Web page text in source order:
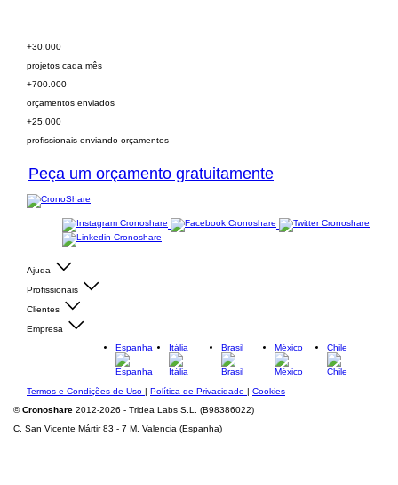
+30.000
projetos cada mês
+700.000
orçamentos enviados
+25.000
profissionais enviando orçamentos
Peça um orçamento gratuitamente
Ajuda
Profissionais
Clientes
Empresa
Espanha
Itália Brasil México Chile
Termos e Condições de Uso | Política de Privacidade | Cookies
©Cronoshare 2012-2026 - Tridea Labs S.L. (B98386022)
C. San Vicente Mártir 83 - 7 M, Valencia (Espanha)